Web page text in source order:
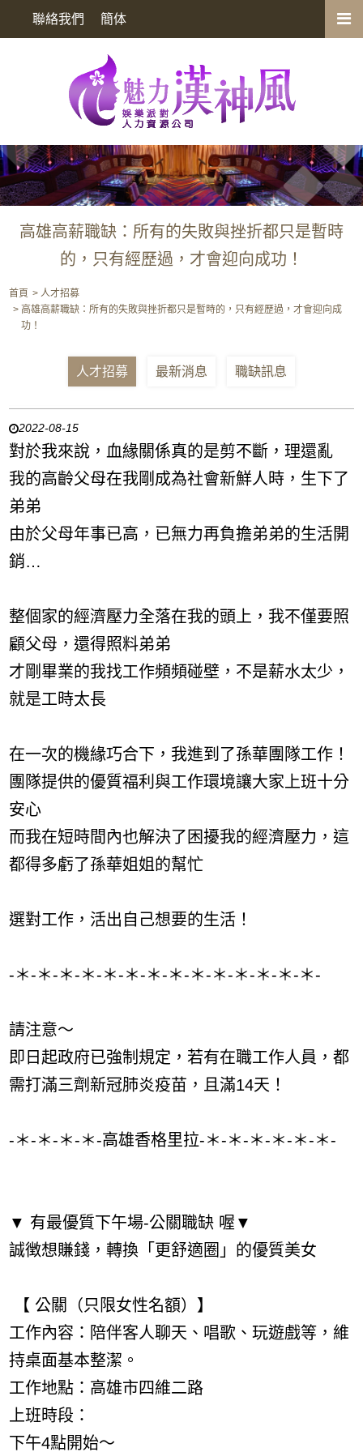
聯絡我們 簡体
高雄高薪職缺：所有的失敗與挫折都只是暫時
的，只有經歷過，才會迎向成功！
首頁
人才招募
高雄高薪職缺：所有的失敗與挫折都只是暫時的，只有經歷過，才會迎向成
功！
人才招募 最新消息 職缺訊息
2022-08-15
對於我來說，血緣關係真的是剪不斷，理還亂
我的高齡父母在我剛成為社會新鮮人時，生下了
弟弟
由於父母年事已高，已無力再負擔弟弟的生活開
銷…
整個家的經濟壓力全落在我的頭上，我不僅要照
顧父母，還得照料弟弟
才剛畢業的我找工作頻頻碰壁，不是薪水太少，
就是工時太長
在一次的機緣巧合下，我進到了孫華團隊工作！
團隊提供的優質福利與工作環境讓大家上班十分
安心
而我在短時間內也解決了困擾我的經濟壓力，這
都得多虧了孫華姐姐的幫忙
選對工作，活出自己想要的生活！
-＊-＊-＊-＊-＊-＊-＊-＊-＊-＊-＊-＊-＊-＊-
請注意～
即日起政府已強制規定，若有在職工作人員，都
需打滿三劑新冠肺炎疫苗，且滿14天！
-＊-＊-＊-＊-高雄香格里拉-＊-＊-＊-＊-＊-＊-
▼ 有最優質下午場-公關職缺 喔▼
誠徴想賺錢，轉換「更舒適圈」的優質美女
【 公關（只限女性名額）】
工作內容：陪伴客人聊天、唱歌、玩遊戲等，維
持桌面基本整潔。
工作地點：高雄市四維二路
上班時段：
下午4點開始～